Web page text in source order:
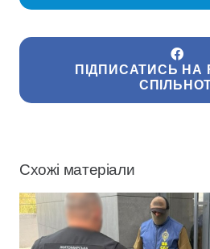
ПІДПИСАТИСЬ НА
Схожі матеріали